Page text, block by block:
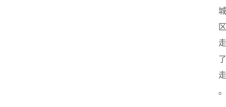
城
区
走
了
走
。